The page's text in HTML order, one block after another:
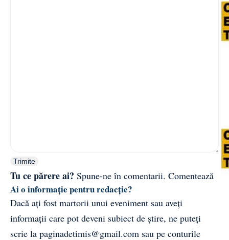
Trimite
Tu ce părere ai? Spune-ne în comentarii. Comentează
Ai o informație pentru redacție?
Dacă ați fost martorii unui eveniment sau aveți
informații care pot deveni subiect de știre, ne puteți
scrie la paginadetimis@gmail.com sau pe conturile